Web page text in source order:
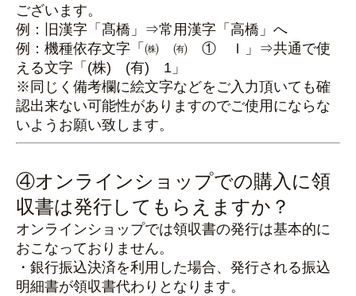
ございます。
例：旧漢字「髙橋」⇒常用漢字「高橋」へ
例：機種依存文字「㈱ ㈲ ① Ｉ」⇒共通で使
える文字「(株) (有) 1」
※同じく備考欄に絵文字などをご入力頂いても確
認出来ない可能性がありますのでご使用にならな
いようお願い致します。
④オンラインショップでの購入に領
収書は発行してもらえますか？
オンラインショップでは領収書の発行は基本的に
おこなっておりません。
・銀行振込決済を利用した場合、発行される振込
明細書が領収書代わりとなります。